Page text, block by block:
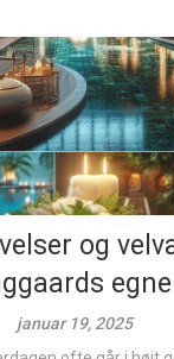
og
januar 19, 2025